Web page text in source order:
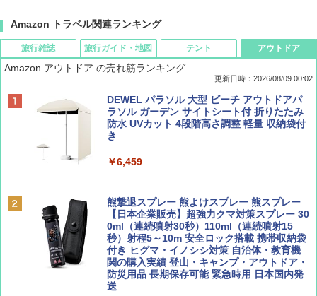
Amazon トラベル関連ランキング
旅行雑誌
BE-PAL(ビ-パル) 2026年 9 月号【特別付録:
SOTO ミニマル"旅"財布 ランダム2種】
￥1,500
誌] (ＤＩＳＮＥＹ ＦＡＮ)
￥713
山と溪谷 2026年8月号「南アルプス大全」
旅行ガイド・地図
D40 地球の歩き方 チェンマイ タイ北部の魅
力的な町 2026～2027 地球の歩き方D アジア
￥2,079
￥2,695
A09 地球の歩き方 イタリア 2026～2027 地
球の歩き方A ヨーロッパ
テント
[キャンパーズコレクション 山善] ポップアッ
プテント 傘みたいに広げて畳める パッとサ
ッとサンシェード キューブ フルクローズ メ
ッシュ 簡単設置 ワンタッチテント キャンプ
PYKES PEAK (パイクスピーク) 着替えテン
ト プライバシー テント 【中が透けない】 1
人用 折りたたみ 防災グッズ 災害用トイレ ビ
ーチ ピクニック ポップアップテント 携帯 簡
易 トイレテント (ブラック)
￥4,980
アウトドア
Amazon アウトドア の売れ筋ランキング
更新日時：2026/08/09 00:02
DEWEL パラソル 大型 ビーチ アウトドアパ
ラソル ガーデン サイトシート付 折りたたみ
防水 UVカット 4段階高さ調整 軽量 収納袋付
き
￥6,459
熊撃退スプレー 熊よけスプレー 熊スプレー
【日本企業販売】超強力クマ対策スプレー 30
0ml（連続噴射30秒）110ml（連続噴射15
秒）射程5～10m 安全ロック搭載 携帯収納袋
付き ヒグマ・イノシシ対策 自治体・教育機
関の購入実績 登山・キャンプ・アウトドア・
防災用品 長期保存可能 緊急時用 日本国内発
送